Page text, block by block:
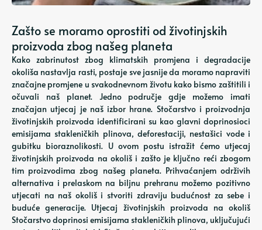
Zašto se moramo oprostiti od životinjskih
proizvoda zbog našeg planeta
Kako zabrinutost zbog klimatskih promjena i degradacije
okoliša nastavlja rasti, postaje sve jasnije da moramo napraviti
značajne promjene u svakodnevnom životu kako bismo zaštitili i
očuvali naš planet. Jedno područje gdje možemo imati
značajan utjecaj je naš izbor hrane. Stočarstvo i proizvodnja
životinjskih proizvoda identificirani su kao glavni doprinosioci
emisijama stakleničkih plinova, deforestaciji, nestašici vode i
gubitku bioraznolikosti. U ovom postu istražit ćemo utjecaj
životinjskih proizvoda na okoliš i zašto je ključno reći zbogom
tim proizvodima zbog našeg planeta. Prihvaćanjem održivih
alternativa i prelaskom na biljnu prehranu možemo pozitivno
utjecati na naš okoliš i stvoriti zdraviju budućnost za sebe i
buduće generacije. Utjecaj životinjskih proizvoda na okoliš
Stočarstvo doprinosi emisijama stakleničkih plinova, uključujući